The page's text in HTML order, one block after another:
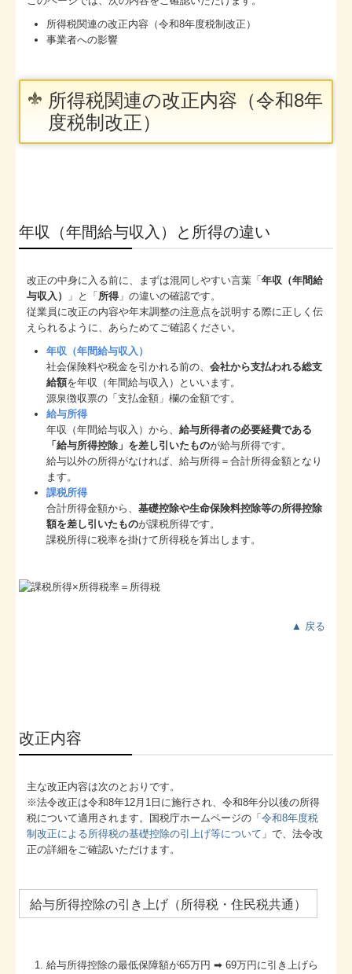
所得税関連の改正内容（令和8年度税制改正）
事業者への影響
所得税関連の改正内容（令和8年
度税制改正）
年収（年間給与収入）と所得の違い
改正の中身に入る前に、まずは混同しやすい言葉「年収（年間給
与収入）
」と「所得」の違いの確認です。
従業員に改正の内容や年末調整の注意点を説明する際に正しく伝
えられるように、あらためてご確認ください。
年収（年間給与収入）
社会保険料や税金を引かれる前の、会社から支払われる総支
給額を年収（年間給与収入）といいます。
源泉徴収票の「支払金額」欄の金額です。
給与所得
年収（年間給与収入）から、給与所得者の必要経費である
「給与所得控除」を差し引いたものが給与所得です。
給与以外の所得がなければ、給与所得＝合計所得金額となり
ます。
課税所得
合計所得金額から、基礎控除や生命保険料控除等の所得控除
額を差し引いたものが課税所得です。
課税所得に税率を掛けて所得税を算出します。
▲ 戻る
改正内容
主な改正内容は次のとおりです。
※法令改正は令和8年12月1日に施行され、令和8年分以後の所得
税について適用されます。国税庁ホームページの「令和8年度税
制改正による所得税の基礎控除の引上げ等について 」で、法令改
正の詳細をご確認いただけます。
給与所得控除の引き上げ（所得税・住民税共通）
給与所得控除の最低保障額が65万円 ➡ 69万円に引き上げら